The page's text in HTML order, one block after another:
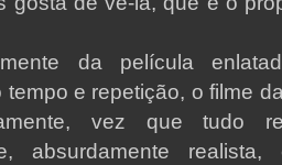
da película
tempo e repetição, o filme
vez que tudo
absurdamente